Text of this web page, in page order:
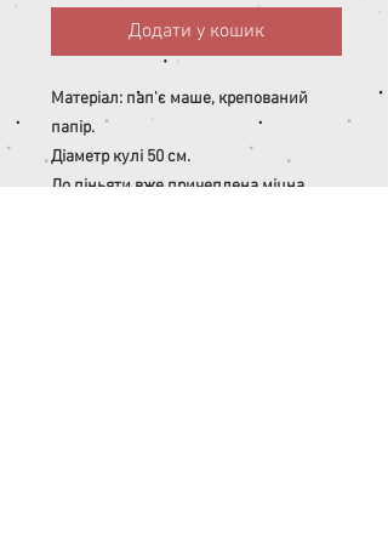
Додати у кошик
Матеріал: пап'є маше, крепований
папір.
Діаметр кулі 50 см.
До піньяти вже причеплена міцна